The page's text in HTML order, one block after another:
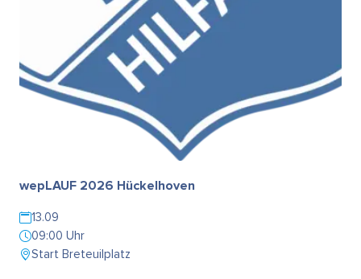
wepLAUF 2026 Hückelhoven
13.09
09:00 Uhr
Start Breteuilplatz